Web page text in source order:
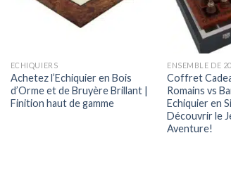
ECHIQUIERS
Achetez l’Echiquier en Bois
d’Orme et de Bruyère Brillant |
Finition haut de gamme
ENSEMBLE DE
Coffret
Romains vs
Echiquier en
Découvrir le
Aventure!